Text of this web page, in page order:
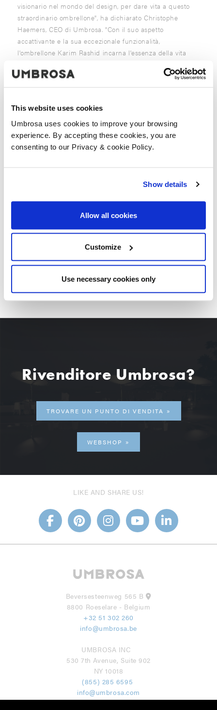
This website uses cookies
Umbrosa uses cookies to improve your browsing
experience. By accepting these cookies, you are
consenting to our Privacy & cookie Policy.
Show details
Allow all cookies
Customize
Use necessary cookies only
visionario nel mondo del design, per dare vita a questo
straordinario ombrellone", ha dichiarato Christophe
Haemers, CEO di Umbrosa. "Con il suo aspetto
accattivante e la sua eccezionale funzionalità,
l'ombrellone Karim Rashid incarna l'essenza della vita
Karim Rashid incarna perfettamente questa filosofia", ha
osservato Karim Rashid. "È un privilegio collaborare con
Umbrosa per presentare un design che non solo migliora
gli ambienti esterni, ma riflette anche il nostro impegno
CONDIVIDERE QUESTA STORIA
Rivenditore Umbrosa?
TROVARE UN PUNTO DI VENDITA
WEBSHOP
LIKE AND SHARE US!
Beversesteenweg 565 B
8800 Roeselare - Belgium
+32 51 302 260
info@umbrosa.be
UMBROSA INC
530 7th Avenue, Suite 902
NY 10018
(855) 285 6595
info@umbrosa.com